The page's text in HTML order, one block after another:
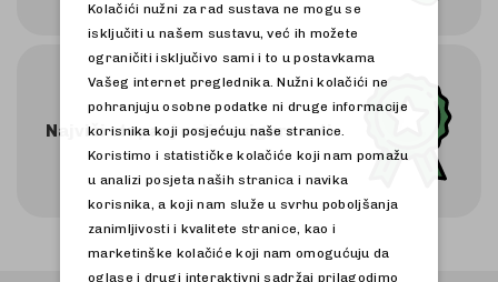
Najviši stupanj online sigurnosti.
Kolačići nužni za rad sustava ne mogu se
isključiti u našem sustavu, već ih možete
ograničiti isključivo sami i to u postavkama
Vašeg internet preglednika. Nužni kolačići ne
pohranjuju osobne podatke ni druge informacije
korisnika koji posjećuju naše stranice.
Koristimo i statističke kolačiće koji nam pomažu
u analizi posjeta naših stranica i navika
korisnika, a koji nam služe u svrhu poboljšanja
zanimljivosti i kvalitete stranice, kao i
marketinške kolačiće koji nam omogućuju da
oglase i drugi interaktivni sadržaj prilagodimo